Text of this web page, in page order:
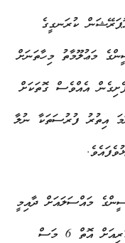
ކުރަނގީގެ
މަޢުލޫމާތު މިހާތަނަށް
އެއްވެސް ގޮތަކަށް
އިތުރު ފުރުސަތަކާ ނުލާ
މައްސަލައަށް ދާއިމީ
ހައްލެއް ގެނައުމަށް ކުރެވޭ މި މަސައްކަތް ކުރިއަށް އޮތް 6 މަސް